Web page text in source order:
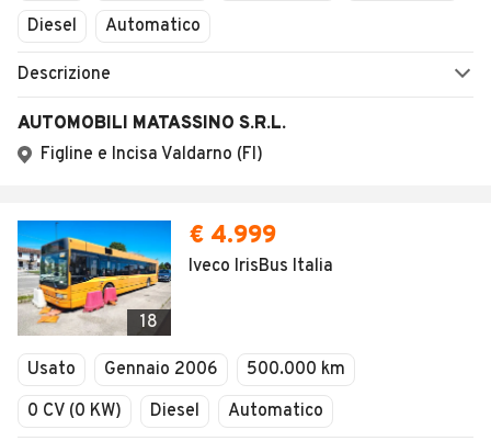
Diesel
Automatico
Descrizione
AUTOMOBILI MATASSINO S.R.L.
Figline e Incisa Valdarno (FI)
18
€ 4.999
Iveco IrisBus Italia
Usato Gennaio 2006
500.000 km
0 CV (0 KW)
Diesel Automatico